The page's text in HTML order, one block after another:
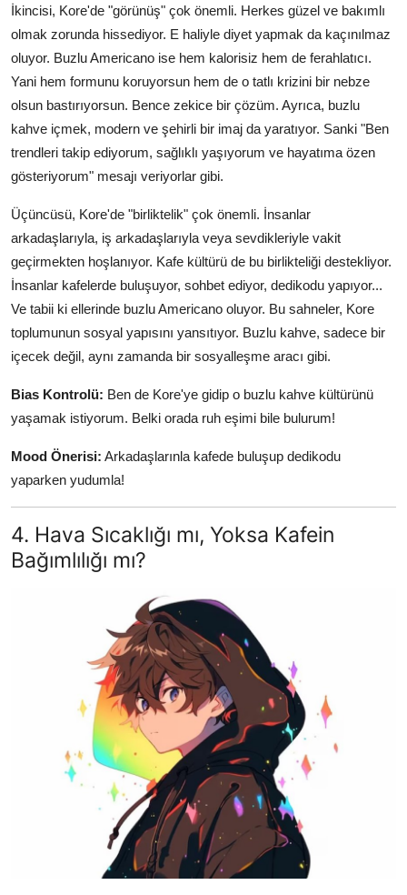
İkincisi, Kore'de "görünüş" çok önemli. Herkes güzel ve bakımlı
olmak zorunda hissediyor. E haliyle diyet yapmak da kaçınılmaz
oluyor. Buzlu Americano ise hem kalorisiz hem de ferahlatıcı.
Yani hem formunu koruyorsun hem de o tatlı krizini bir nebze
olsun bastırıyorsun. Bence zekice bir çözüm. Ayrıca, buzlu
kahve içmek, modern ve şehirli bir imaj da yaratıyor. Sanki "Ben
trendleri takip ediyorum, sağlıklı yaşıyorum ve hayatıma özen
gösteriyorum" mesajı veriyorlar gibi.
Üçüncüsü, Kore'de "birliktelik" çok önemli. İnsanlar
arkadaşlarıyla, iş arkadaşlarıyla veya sevdikleriyle vakit
geçirmekten hoşlanıyor. Kafe kültürü de bu birlikteliği destekliyor.
İnsanlar kafelerde buluşuyor, sohbet ediyor, dedikodu yapıyor...
Ve tabii ki ellerinde buzlu Americano oluyor. Bu sahneler, Kore
toplumunun sosyal yapısını yansıtıyor. Buzlu kahve, sadece bir
içecek değil, aynı zamanda bir sosyalleşme aracı gibi.
Bias Kontrolü: Ben de Kore'ye gidip o buzlu kahve kültürünü
yaşamak istiyorum. Belki orada ruh eşimi bile bulurum!
Mood Önerisi: Arkadaşlarınla kafede buluşup dedikodu
yaparken yudumla!
4. Hava Sıcaklığı mı, Yoksa Kafein
Bağımlılığı mı?